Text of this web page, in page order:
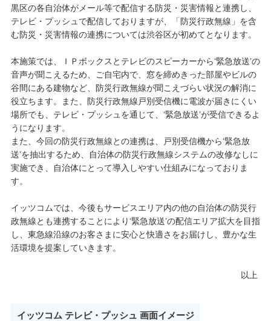
黒区の各自治体がメール等で配信する防災・災害情報と連携し、
テレビ・プッシュで配信しておりますが、「防災行政無線」を含
む防災・災害情報の連携については渋谷区が初めてとなります。
本施策では、ＩＰボックスとテレビのスピーカーから‘緊急放送’の
音声が聞こえるため、ご自宅内で、窓を締めきった部屋やビルの
谷間にある建物など、防災行政無線が聞こえづらい状況の解消に
役立ちます。また、防災行政無線戸別受信機に電波が届きにくい
場所でも、テレビ・プッシュを通じて、‘緊急放送’が受信できるよ
うになります。
また、今回の防災行政無線との連携は、戸別受信機から‘緊急放
送’を抽出するため、自治体の防災行政無線システムの改修なしに
実施でき、自治体にとって導入しやすい仕組みになっておりま
す。
イッツコムでは、今後もサービスエリア内の他の自治体の防災行
政無線とも連携することにより‘緊急放送’の配信エリア拡大を目指
し、東急線沿線のお客さまに安心と快適さをお届けし、豊かな生
活環境を提案していきます。
以上
イッツコム テレビ・プッシュ 画面イメージ